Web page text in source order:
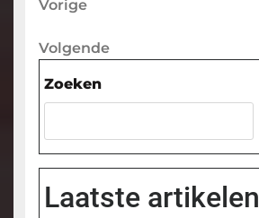
Berichtnavigatie
Vorige
Vorige
Volgende
Volgende
Zoeken
Laatste artikelen